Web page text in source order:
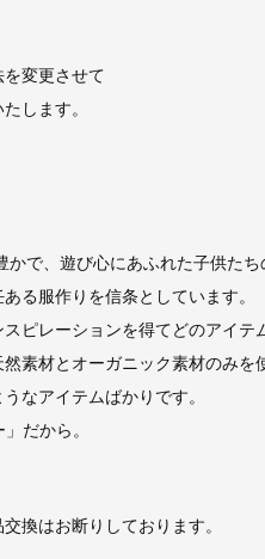
変更させて
します。
で、遊び心にあふれた子供たち
る服作りを信条としています。
ピレーションを得てどのアイテ
素材とオーガニック素材のみを
なアイテムばかりです。
だから。
換はお断りしております。